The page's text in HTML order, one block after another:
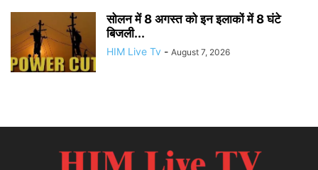
सोलन में 8 अगस्त को इन इलाकों में 8 घंटे
बिजली...
HIM Live Tv - August 7, 2026